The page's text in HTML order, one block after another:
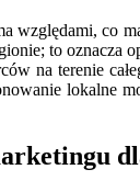
co
to
na terenie
lokalne